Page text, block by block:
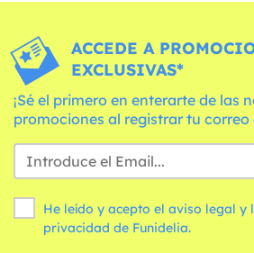
ACCEDE A
EXCLUSIVAS*
¡Sé el primero en enterarte de las
promociones al registrar tu correo
He leído y acepto el aviso legal y
privacidad de Funidelia.